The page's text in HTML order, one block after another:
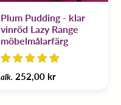
Plum Pudding - klar
vinröd Lazy Range
möbelmålarfärg
alk. 252,00 kr